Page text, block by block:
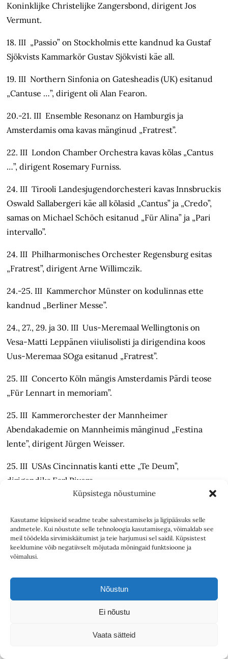
Küpsistega nõustumine
Kasutame küpsiseid seadme teabe salvestamiseks ja ligipääsuks selle
andmetele. Kui nõustute selle tehnoloogia kasutamisega, võimaldab see
meil töödelda sirvimiskäitumist ja teie harjumusi sel saidil. Küpsistest
keeldumine võib negatiivselt mõjutada mõningaid funktsioone ja
võimalusi.
Nõustun
Ei nõustu
Vaata sätteid
Koninklijke Christelijke Zangersbond, dirigent Jos
Vermunt.
18. III „Passio” on Stockholmis ette kandnud ka Gustaf
Sjökvists Kammarkör Gustav Sjökvisti käe all.
19. III Northern Sinfonia on Gatesheadis (UK) esitanud
„Cantuse …”, dirigent oli Alan Fearon.
20.-21. III Ensemble Resonanz on Hamburgis ja
Amsterdamis oma kavas mänginud „Fratrest”.
22. III London Chamber Orchestra kavas kõlas „Cantus
…”, dirigent Rosemary Furniss.
24. III Tirooli Landesjugendorchesteri kavas Innsbruckis
Oswald Sallabergeri käe all kõlasid „Cantus” ja „Credo”,
samas on Michael Schöch esitanud „Für Alina” ja „Pari
intervallo”.
24. III Philharmonisches Orchester Regensburg esitas
„Fratrest”, dirigent Arne Willimczik.
24.-25. III Kammerchor Münster on kodulinnas ette
kandnud „Berliner Messe”.
24., 27., 29. ja 30. III Uus-Meremaal Wellingtonis on
Vesa-Matti Leppänen viiulisolisti ja dirigendina koos
Uus-Meremaa SOga esitanud „Fratrest”.
25. III Concerto Köln mängis Amsterdamis Pärdi teose
„Für Lennart in memoriam”.
25. III Kammerorchester der Mannheimer
Abendakademie on Mannheimis mänginud „Festina
lente”, dirigent Jürgen Weisser.
25. III USAs Cincinnatis kanti ette „Te Deum”,
dirigendiks Earl Rivers.
koos instrumentalistidega Arvo Pärdi „Passio”, juhatas
Eva Svanholm Bohlin.
30. III Arvo Pärdi ettekannete nimekirjas on vähemalt
Magnetic South Ensemble (dir Yioros Vassilandonakis),
Wellingtonis Uus-Meremaa SO (Vesa-Matti Leppänen),
„Fratres” on kavas ka Nottinghamis (UK) ja Milwaukee’s